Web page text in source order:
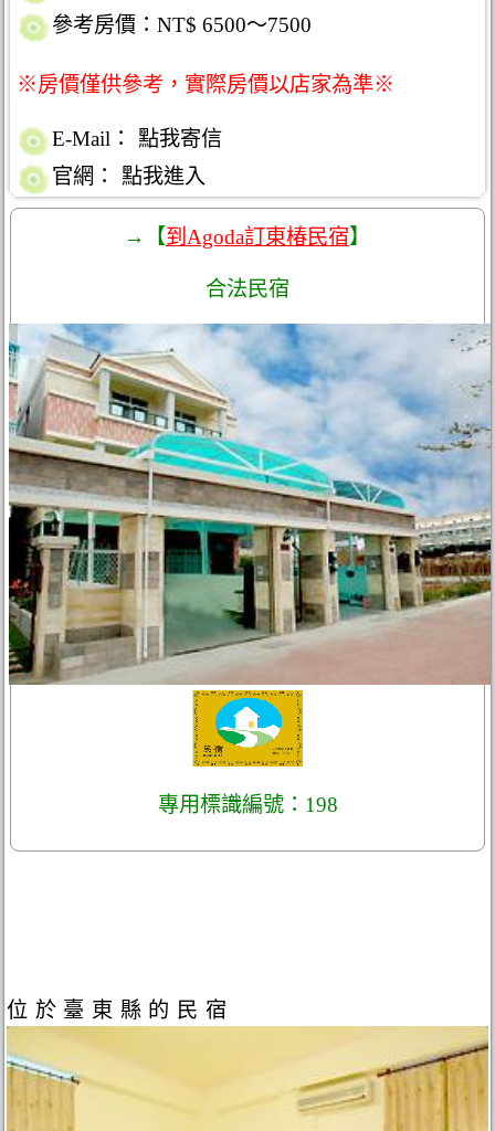
參考房價：NT$ 6500～7500
※房價僅供參考，實際房價以店家為準※
E-Mail：
點我寄信
官網：
點我進入
→【到Agoda訂東椿民宿】
合法民宿
專用標識編號：198
位於臺東縣的民宿